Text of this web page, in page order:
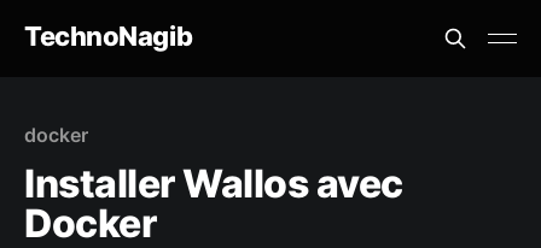
TechnoNagib
docker
Installer Wallos avec
Docker